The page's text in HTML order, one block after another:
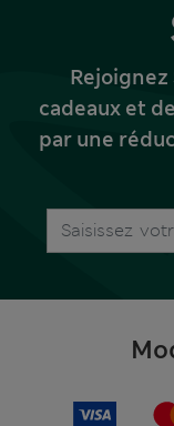
cadeaux et
par une